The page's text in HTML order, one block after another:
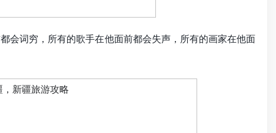
会词穷，所有的歌手在他面前都会失声，所有的画家在他面